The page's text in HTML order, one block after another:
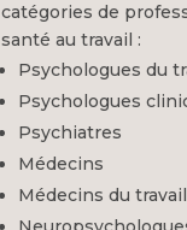
catégories de
santé au travail :
Psychologues du
Psychologues
Psychiatres
Médecins
Médecins du travail